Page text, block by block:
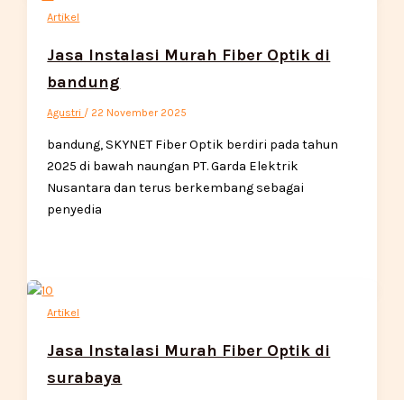
Artikel
Jasa Instalasi Murah Fiber Optik di
bandung
Agustri / 22 November 2025
bandung, SKYNET Fiber Optik berdiri pada tahun
2025 di bawah naungan PT. Garda Elektrik
Nusantara dan terus berkembang sebagai
penyedia
Artikel
Jasa Instalasi Murah Fiber Optik di
surabaya